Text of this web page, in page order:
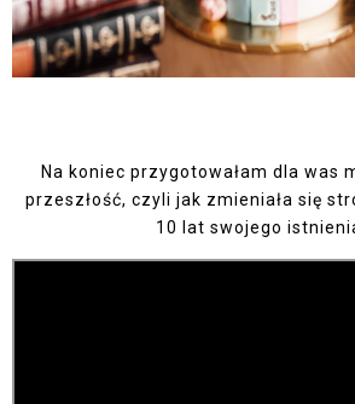
Na koniec przygotowałam dla was
przeszłość, czyli jak zmieniała się
10 lat swojego